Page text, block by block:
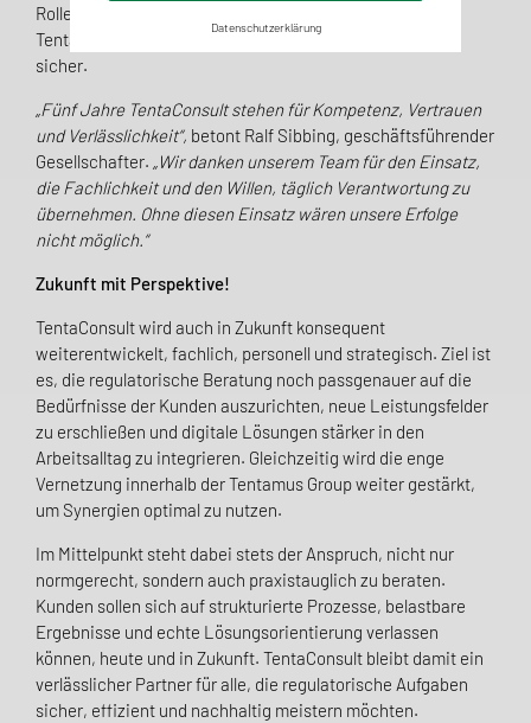
Rolle als Verantwortliche Person – das Team von
TentaConsult agiert umsichtig, engagiert und fachlich
sicher.
„Fünf Jahre TentaConsult stehen für Kompetenz, Vertrauen
und Verlässlichkeit“, betont Ralf Sibbing, geschäftsführender
Gesellschafter. „Wir danken unserem Team für den Einsatz,
die Fachlichkeit und den Willen, täglich Verantwortung zu
übernehmen. Ohne diesen Einsatz wären unsere Erfolge
nicht möglich.“
Zukunft mit Perspektive!
TentaConsult wird auch in Zukunft konsequent
weiterentwickelt, fachlich, personell und strategisch. Ziel ist
es, die regulatorische Beratung noch passgenauer auf die
Bedürfnisse der Kunden auszurichten, neue Leistungsfelder
zu erschließen und digitale Lösungen stärker in den
Arbeitsalltag zu integrieren. Gleichzeitig wird die enge
Vernetzung innerhalb der Tentamus Group weiter gestärkt,
um Synergien optimal zu nutzen.
Im Mittelpunkt steht dabei stets der Anspruch, nicht nur
normgerecht, sondern auch praxistauglich zu beraten.
Kunden sollen sich auf strukturierte Prozesse, belastbare
Ergebnisse und echte Lösungsorientierung verlassen
können, heute und in Zukunft. TentaConsult bleibt damit ein
verlässlicher Partner für alle, die regulatorische Aufgaben
sicher, effizient und nachhaltig meistern möchten.
Datenschutzerklärung